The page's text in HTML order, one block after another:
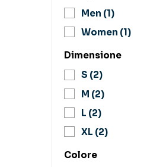
Men (1)
Women (1)
Dimensione
S (2)
M (2)
L (2)
XL (2)
Colore